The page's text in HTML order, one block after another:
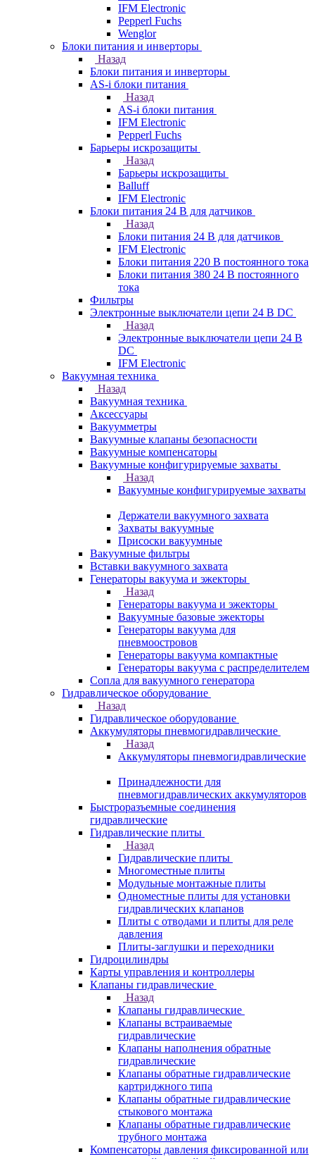
IFM Electronic
Pepperl Fuchs
Wenglor
Блоки питания и инверторы
Назад
Блоки питания и инверторы
AS-i блоки питания
Назад
AS-i блоки питания
IFM Electronic
Pepperl Fuchs
Барьеры искрозащиты
Назад
Барьеры искрозащиты
Balluff
IFM Electronic
Блоки питания 24 В для датчиков
Назад
Блоки питания 24 В для датчиков
IFM Electronic
Блоки питания 220 В постоянного тока
Блоки питания 380 24 В постоянного
тока
Фильтры
Электронные выключатели цепи 24 В DC
Назад
Электронные выключатели цепи 24 В
DC
IFM Electronic
Вакуумная техника
Назад
Вакуумная техника
Аксессуары
Вакуумметры
Вакуумные клапаны безопасности
Вакуумные компенсаторы
Вакуумные конфигурируемые захваты
Назад
Вакуумные конфигурируемые захваты
Держатели вакуумного захвата
Захваты вакуумные
Присоски вакуумные
Вакуумные фильтры
Вставки вакуумного захвата
Генераторы вакуума и эжекторы
Назад
Генераторы вакуума и эжекторы
Вакуумные базовые эжекторы
Генераторы вакуума для
пневмоостровов
Генераторы вакуума компактные
Генераторы вакуума с распределителем
Сопла для вакуумного генератора
Гидравлическое оборудование
Назад
Гидравлическое оборудование
Аккумуляторы пневмогидравлические
Назад
Аккумуляторы пневмогидравлические
Принадлежности для
пневмогидравлических аккумуляторов
Быстроразъемные соединения
гидравлические
Гидравлические плиты
Назад
Гидравлические плиты
Многоместные плиты
Модульные монтажные плиты
Одноместные плиты для установки
гидравлических клапанов
Плиты с отводами и плиты для реле
давления
Плиты-заглушки и переходники
Гидроцилиндры
Карты управления и контроллеры
Клапаны гидравлические
Назад
Клапаны гидравлические
Клапаны встраиваемые
гидравлические
Клапаны наполнения обратные
гидравлические
Клапаны обратные гидравлические
картриджного типа
Клапаны обратные гидравлические
стыкового монтажа
Клапаны обратные гидравлические
трубного монтажа
Компенсаторы давления фиксированной или